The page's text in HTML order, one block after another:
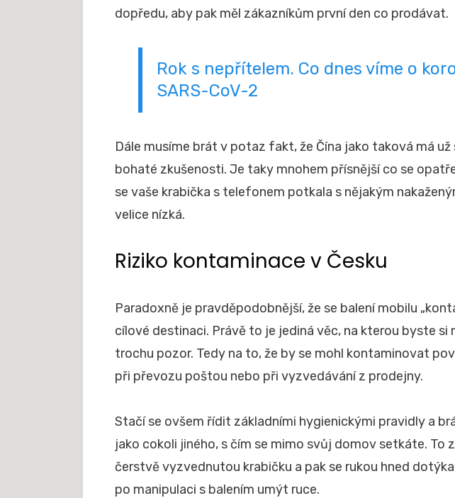
dopředu, aby pak měl zákazníkům první den co prodávat.
Rok s nepřítelem. Co dnes víme o
SARS-CoV-2
Dále musíme brát v potaz fakt, že Čína jako taková má
bohaté zkušenosti. Je taky mnohem přísnější co se
se vaše krabička s telefonem potkala s nějakým
velice nízká.
Riziko kontaminace v Česku
Paradoxně je pravděpodobnější, že se balení mobilu
cílové destinaci. Právě to je jediná věc, na kterou byste si
trochu pozor. Tedy na to, že by se mohl kontaminovat
při převozu poštou nebo při vyzvedávání z prodejny.
Stačí se ovšem řídit základními hygienickými pravidly a
jako cokoli jiného, s čím se mimo svůj domov setkáte. To
čerstvě vyzvednutou krabičku a pak se rukou hned
po manipulaci s balením umýt ruce.